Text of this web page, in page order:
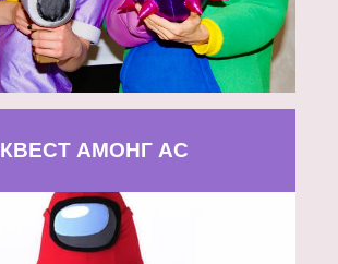
КВЕСТ АМОНГ АС